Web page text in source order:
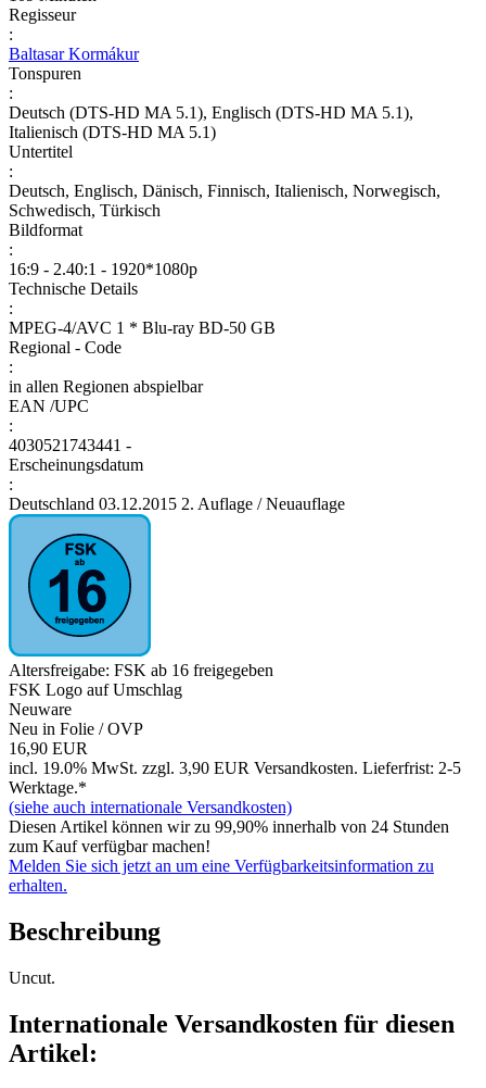
Regisseur
:
Baltasar Kormákur
Tonspuren
:
Deutsch (DTS-HD MA 5.1), Englisch (DTS-HD MA 5.1),
Italienisch (DTS-HD MA 5.1)
Untertitel
:
Deutsch, Englisch, Dänisch, Finnisch, Italienisch, Norwegisch,
Schwedisch, Türkisch
Bildformat
:
16:9 - 2.40:1 - 1920*1080p
Technische Details
:
MPEG-4/AVC 1 * Blu-ray BD-50 GB
Regional - Code
:
in allen Regionen abspielbar
EAN /UPC
:
4030521743441 -
Erscheinungsdatum
:
Deutschland 03.12.2015 2. Auflage / Neuauflage
Altersfreigabe: FSK ab 16 freigegeben
FSK Logo auf Umschlag
Neuware
Neu in Folie / OVP
16,90 EUR
incl. 19.0% MwSt. zzgl. 3,90 EUR Versandkosten. Lieferfrist: 2-5
Werktage.*
(siehe auch internationale Versandkosten)
Diesen Artikel können wir zu 99,90% innerhalb von 24 Stunden
zum Kauf verfügbar machen!
Melden Sie sich jetzt an um eine Verfügbarkeitsinformation zu
erhalten.
Beschreibung
Uncut.
Internationale Versandkosten für diesen
Artikel: